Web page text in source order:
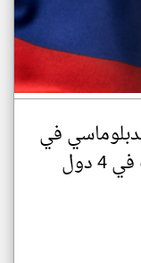
في
إفريقيا بافتتاح ممثليات في 4 دول